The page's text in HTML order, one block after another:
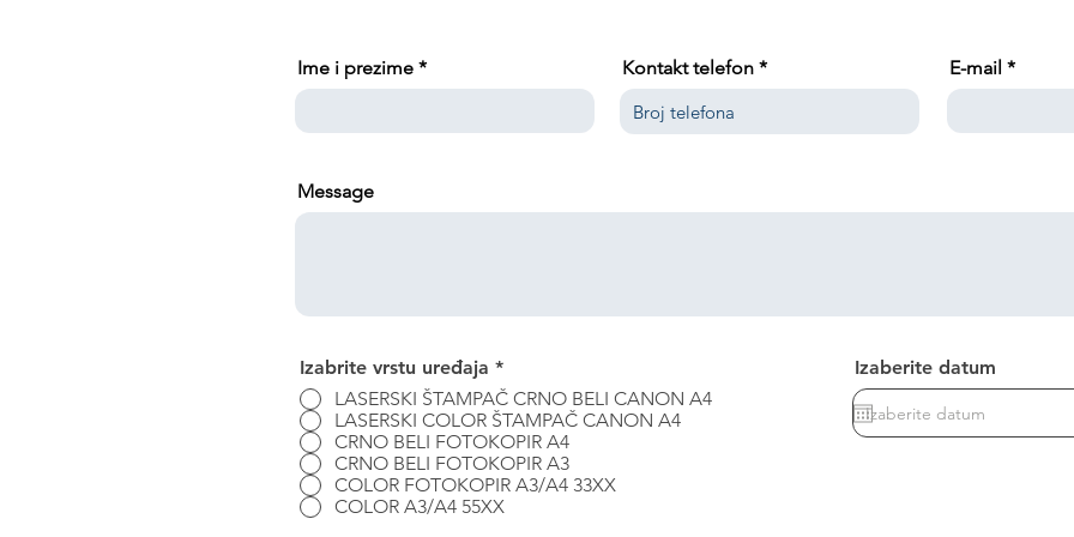
Ime i prezime Kontakt telefon E-mail
Message
Izabrite vrstu uređaja *R
e
q
u
i
r
e
d
LASERSKI ŠTAMPAČ CRNO BELI CANON A4
LASERSKI COLOR ŠTAMPAČ CANON A4
CRNO BELI FOTOKOPIR A4
CRNO BELI FOTOKOPIR A3
COLOR FOTOKOPIR A3/A4 33XX
COLOR A3/A4 55XX
Izaberite datum